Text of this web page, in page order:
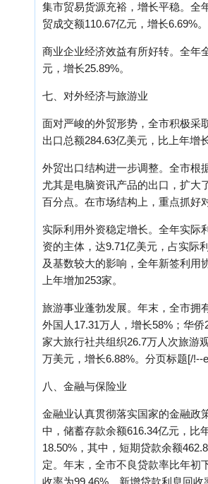
集市贸易货源充裕，增长平稳。全
贸成交额110.67亿元，增长6.69%。
商业企业经济效益有所好转。全年
元，增长25.89%。
七、对外经济与旅游业
面对严峻的外贸形势，全市积极采
出口总额284.63亿美元，比上年增
外贸出口结构进一步调整。全市根
尤其是电脑资讯产品的出口，扩大
百分点。在市场结构上，重点抓好
实际利用外资稳定增长。全年实际
资的主体，达9.71亿美元，占实际
及基数较大的影响，全年新签利用
上年增加253家。
旅游事业蓬勃发展。年末，全市拥
外国人17.31万人，增长58%；华
家大旅行社共组织26.7万人次旅游
万美元，增长6.88%。分页标题[/!--
八、金融与保险业
金融业认真贯彻落实国家的金融政
中，储蓄存款余额616.34亿元，比
18.50%，其中，短期贷款余额
定。年末，全市不良贷款率比年初
收率为99.46%，新增贷款利息回收